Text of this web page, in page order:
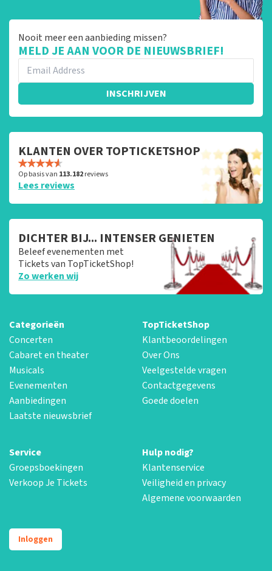
Nooit meer een aanbieding missen?
MELD JE AAN VOOR DE NIEUWSBRIEF!
INSCHRIJVEN
KLANTEN OVER TOPTICKETSHOP
Op basis van 113.182reviews
Lees reviews
DICHTER BIJ... INTENSER GENIETEN
Beleef evenementen met
Tickets van TopTicketShop!
Zo werken wij
Categorieën
Concerten
Cabaret en theater
Musicals
Evenementen
Aanbiedingen
Laatste nieuwsbrief
TopTicketShop
Klantbeoordelingen
Over Ons
Veelgestelde vragen
Contactgegevens
Goede doelen
Service
Groepsboekingen
Verkoop Je Tickets
Hulp nodig?
Klantenservice
Veiligheid en privacy
Algemene voorwaarden
Inloggen